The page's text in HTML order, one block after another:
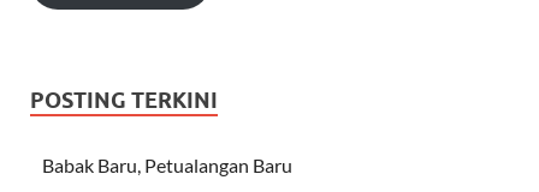
POSTING TERKINI
Babak Baru, Petualangan Baru